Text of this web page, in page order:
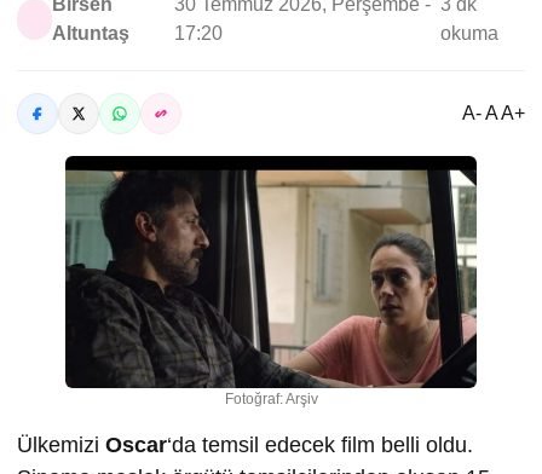
Birsen
Altuntaş
30 Temmuz 2026, Perşembe -
17:20
3 dk
okuma
A- A A+
Fotoğraf: Arşiv
Ülkemizi Oscar‘da temsil edecek film belli oldu.